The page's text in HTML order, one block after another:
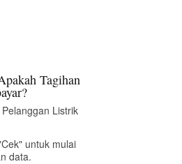
Tagihan
Listrik
untuk mulai
data.